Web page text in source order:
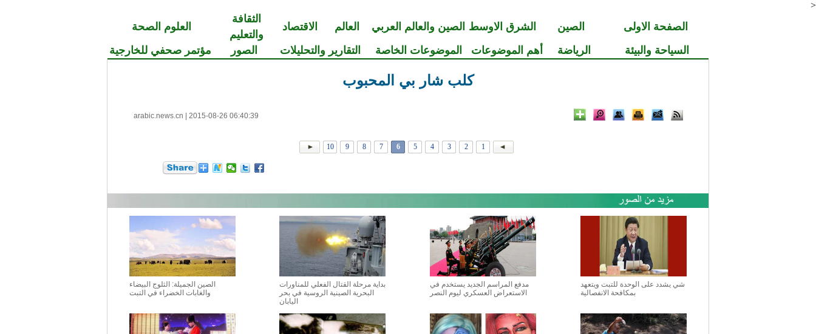
<
الصفحة الاولى الصين الشرق الاوسط الصين والعالم العربي العالم الاقتصاد
الثقافة
والتعليم
العلوم الصحة
السياحة والبيئة
الرياضة أهم الموضوعات الموضوعات الخاصة التقارير والتحليلات الصور مؤتمر صحفي للخارجية
كلب شار بي المحبوب
arabic.news.cn 2015-08-26 06:40:39
1
2
3
4
5
6
7
8
9
10
شي يشدد على الوحدة للتبت ويتعهد
بمكافحة الانفصالية
مدفع المراسم الجديد يستخدم في
الاستعراض العسكري ليوم النصر
بداية مرحلة القتال الفعلي للمناورات
البحرية الصينية الروسية في بحر
اليابان
الصين الجميلة: الثلوج البيضاء
والغابات الخضراء في التبت